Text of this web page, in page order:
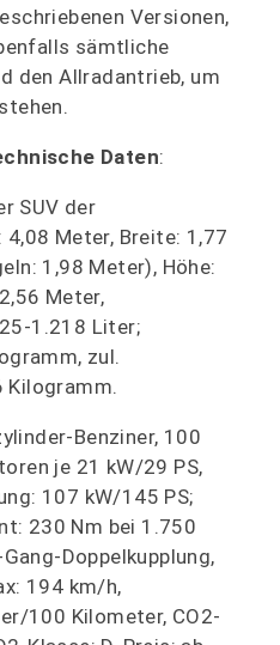
Versionen,
sämtliche
den Allradantrieb, um
Daten:
SUV der
Meter, Breite: 1,77
1,98 Meter), Höhe:
Meter,
1.218 Liter;
zul.
Kilogramm.
Benziner, 100
je 21 kW/29 PS,
107 kW/145 PS;
230 Nm bei 1.750
Doppelkupplung,
194 km/h,
100 Kilometer, CO2-